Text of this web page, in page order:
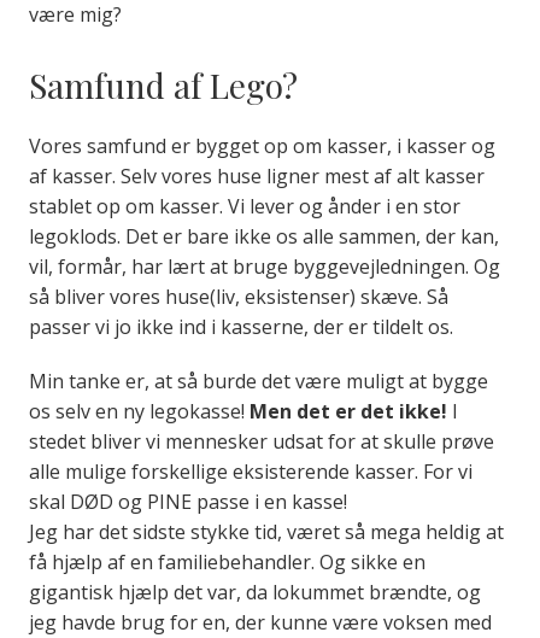
være mig?
Samfund af Lego?
Vores samfund er bygget op om kasser, i kasser og
af kasser. Selv vores huse ligner mest af alt kasser
stablet op om kasser. Vi lever og ånder i en stor
legoklods. Det er bare ikke os alle sammen, der kan,
vil, formår, har lært at bruge byggevejledningen. Og
så bliver vores huse(liv, eksistenser) skæve. Så
passer vi jo ikke ind i kasserne, der er tildelt os.
Min tanke er, at så burde det være muligt at bygge
os selv en ny legokasse! Men det er det ikke! I
stedet bliver vi mennesker udsat for at skulle prøve
alle mulige forskellige eksisterende kasser. For vi
skal DØD og PINE passe i en kasse!
Jeg har det sidste stykke tid, været så mega heldig at
få hjælp af en familiebehandler. Og sikke en
gigantisk hjælp det var, da lokummet brændte, og
jeg havde brug for en, der kunne være voksen med